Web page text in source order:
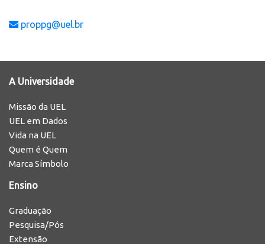
proppg@uel.br
A Universidade
Missão da UEL
UEL em Dados
Vida na UEL
Quem é Quem
Marca Símbolo
Ensino
Graduação
Pesquisa/Pós
Extensão